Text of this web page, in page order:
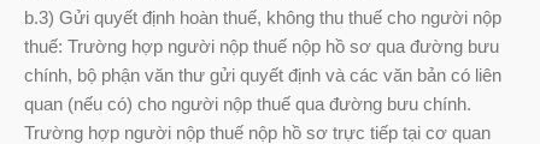
b.3) Gửi quyết định hoàn thuế, không thu thuế cho người nộp
thuế: Trường hợp người nộp thuế nộp hồ sơ qua đường bưu
chính, bộ phận văn thư gửi quyết định và các văn bản có liên
quan (nếu có) cho người nộp thuế qua đường bưu chính.
Trường hợp người nộp thuế nộp hồ sơ trực tiếp tại cơ quan